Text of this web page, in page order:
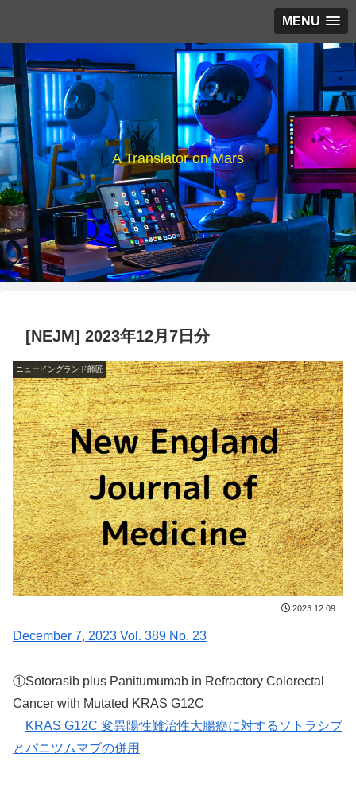
MENU
A Translator on Mars
[NEJM] 2023年12月7日分
ニューイングランド師匠
2023.12.09
December 7, 2023 Vol. 389 No. 23
①Sotorasib plus Panitumumab in Refractory Colorectal
Cancer with Mutated KRAS G12C
KRAS G12C 変異陽性難治性大腸癌に対するソトラシブ
とパニツムマブの併用